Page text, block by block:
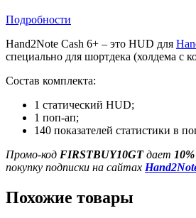
Подробности
Hand2Note Cash 6+ – это HUD для
специально для шортдека (холдема с
Состав комплекта:
1 статический HUD;
1 поп-ап;
140 показателей статистики в
Промо-код FIRSTBUY10GTдает
покупку подписки на сайтах
Похожие товары